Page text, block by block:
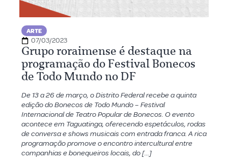
ARTE
07/03/2023
Grupo roraimense é destaque na
programação do Festival Bonecos
de Todo Mundo no DF
De 13 a 26 de março, o Distrito Federal recebe a quinta
edição do Bonecos de Todo Mundo – Festival
Internacional de Teatro Popular de Bonecos. O evento
acontece em Taguatinga, oferecendo espetáculos, rodas
de conversa e shows musicais com entrada franca. A rica
programação promove o encontro intercultural entre
companhias e bonequeiros locais, do […]